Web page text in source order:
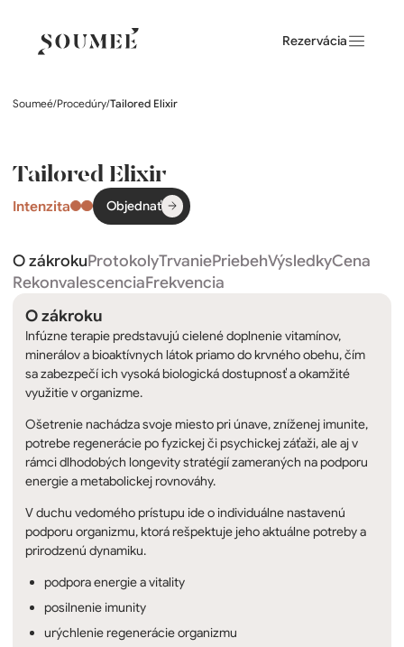
Rezervácia
Soumeé/Procedúry/Tailored Elixir
Tailored Elixir
Intenzita Objednať
O zákrokuProtokolyTrvaniePriebehVýsledkyCena
RekonvalescenciaFrekvencia
O zákroku
Infúzne terapie predstavujú cielené doplnenie vitamínov,
minerálov a bioaktívnych látok priamo do krvného obehu, čím
sa zabezpečí ich vysoká biologická dostupnosť a okamžité
využitie v organizme.
Ošetrenie nachádza svoje miesto pri únave, zníženej imunite,
potrebe regenerácie po fyzickej či psychickej záťaži, ale aj v
rámci dlhodobých longevity stratégií zameraných na podporu
energie a metabolickej rovnováhy.
V duchu vedomého prístupu ide o individuálne nastavenú
podporu organizmu, ktorá rešpektuje jeho aktuálne potreby a
prirodzenú dynamiku.
podpora energie a vitality
posilnenie imunity
urýchlenie regenerácie organizmu